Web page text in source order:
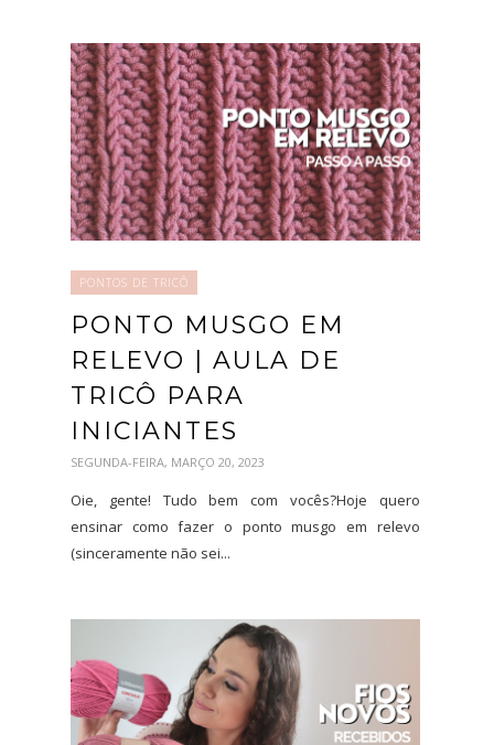
PONTOS DE TRICÔ
PONTO MUSGO EM
RELEVO | AULA DE
TRICÔ PARA
INICIANTES
SEGUNDA-FEIRA, MARÇO 20, 2023
Oie, gente! Tudo bem com vocês?Hoje quero
ensinar como fazer o ponto musgo em relevo
(sinceramente não sei...